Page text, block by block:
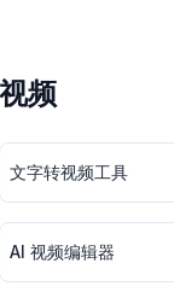
视频
文字转视频工具
AI 视频编辑器